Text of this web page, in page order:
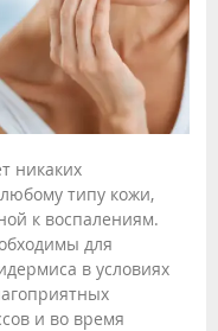
никаких
типу кожи,
к воспалениям.
для
в условиях
и во время